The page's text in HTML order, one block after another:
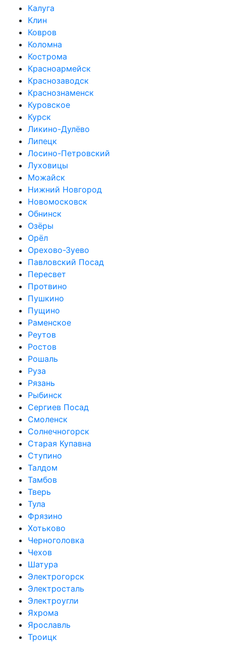
Калуга
Клин
Ковров
Коломна
Кострома
Красноармейск
Краснозаводск
Краснознаменск
Куровское
Курск
Ликино-Дулёво
Липецк
Лосино-Петровский
Луховицы
Можайск
Нижний Новгород
Новомосковск
Обнинск
Озёры
Орёл
Орехово-Зуево
Павловский Посад
Пересвет
Протвино
Пушкино
Пущино
Раменское
Реутов
Ростов
Рошаль
Руза
Рязань
Рыбинск
Сергиев Посад
Смоленск
Солнечногорск
Старая Купавна
Ступино
Талдом
Тамбов
Тверь
Тула
Фрязино
Хотьково
Черноголовка
Чехов
Шатура
Электрогорск
Электросталь
Электроугли
Яхрома
Ярославль
Троицк